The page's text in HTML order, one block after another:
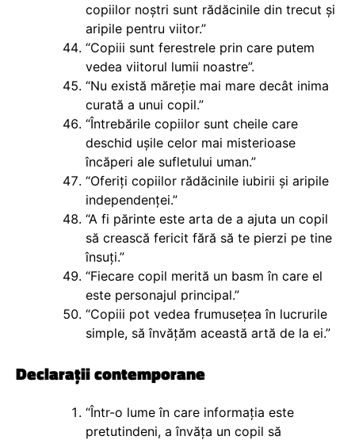
copiilor noștri sunt rădăcinile din trecut și
aripile pentru viitor.”
“Copiii sunt ferestrele prin care putem
vedea viitorul lumii noastre”.
“Nu există măreție mai mare decât inima
curată a unui copil.”
“Întrebările copiilor sunt cheile care
deschid ușile celor mai misterioase
încăperi ale sufletului uman.”
“Oferiți copiilor rădăcinile iubirii și aripile
independenței.”
“A fi părinte este arta de a ajuta un copil
să crească fericit fără să te pierzi pe tine
însuți.”
“Fiecare copil merită un basm în care el
este personajul principal.”
“Copiii pot vedea frumusețea în lucrurile
simple, să învățăm această artă de la ei.”
Declarații contemporane
“Într-o lume în care informația este
pretutindeni, a învăța un copil să